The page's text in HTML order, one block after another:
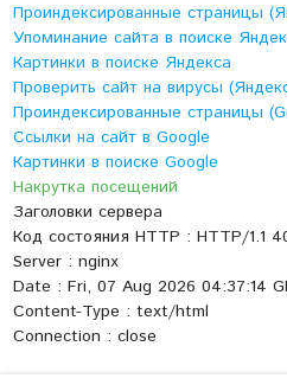
Проиндексированные страницы
Упоминание сайта в поиске
Картинки в поиске Яндекса
Проверить сайт на вирусы
Проиндексированные страницы
Ссылки на сайт в Google
Картинки в поиске Google
Накрутка посещений
Заголовки сервера
Код состояния HTTP : HTTP/1.1
Server : nginx
Date : Fri, 07 Aug 2026 04:37:14
Content-Type : text/html
Connection : close